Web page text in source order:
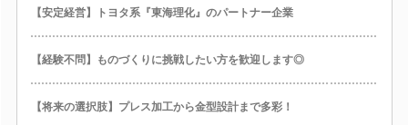
【安定経営】トヨタ系『東海理化』のパートナー企業
【経験不問】ものづくりに挑戦したい方を歓迎します◎
【将来の選択肢】プレス加工から金型設計まで多彩！